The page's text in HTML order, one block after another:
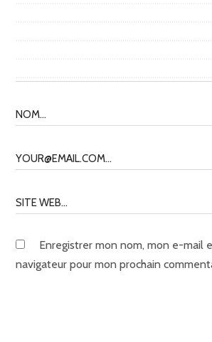
Enregistrer mon nom, mon e-mail
navigateur pour mon prochain